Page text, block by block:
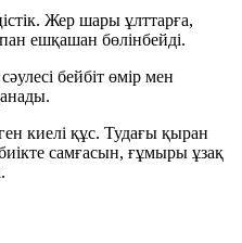
Жер шары ұлттарға,
ешқашан бөлінбейді.
бейбіт өмір мен
киелі құс. Тудағы қыран
самғасын, ғұмыры ұзақ